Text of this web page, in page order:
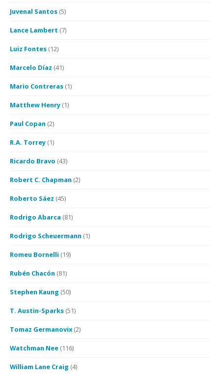
Juvenal Santos (5)
Lance Lambert (7)
Luiz Fontes (12)
Marcelo Díaz (41)
Mario Contreras (1)
Matthew Henry (1)
Paul Copan (2)
R.A. Torrey (1)
Ricardo Bravo (43)
Robert C. Chapman (2)
Roberto Sáez (45)
Rodrigo Abarca (81)
Rodrigo Scheuermann (1)
Romeu Bornelli (19)
Rubén Chacón (81)
Stephen Kaung (50)
T. Austin-Sparks (51)
Tomaz Germanovix (2)
Watchman Nee (116)
William Lane Craig (4)